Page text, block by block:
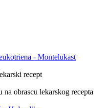
- Montelukast
recept
obrascu lekarskog recepta